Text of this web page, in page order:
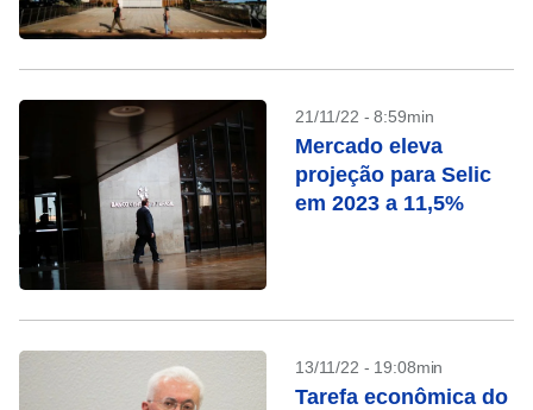
21/11/22 - 8:59min
Mercado eleva
projeção para Selic
em 2023 a 11,5%
13/11/22 - 19:08min
Tarefa econômica do